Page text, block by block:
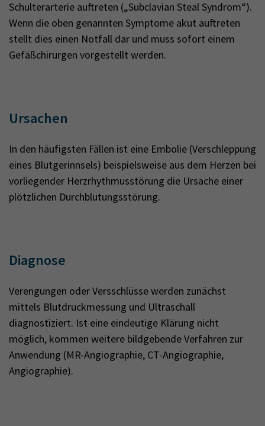
Schulterarterie auftreten („Subclavian Steal Syndrom“).
Wenn die oben genannten Symptome akut auftreten
stellt dies einen Notfall dar und muss sofort einem
Gefäßchirurgen vorgestellt werden.
Ursachen
In den häufigsten Fällen ist eine Embolie (Verschleppung
eines Blutgerinnsels) beispielsweise aus dem Herzen bei
vorliegender Herzrhythmusstörung die Ursache einer
plötzlichen Durchblutungsstörung.
Diagnose
Verengungen oder Versschlüsse werden zunächst
mittels Blutdruckmessung und Ultraschall
diagnostiziert. Ist eine eindeutige Klärung nicht
möglich, kommen weitere bildgebende Verfahren zur
Anwendung (MR-Angiographie, CT-Angiographie,
Angiographie).